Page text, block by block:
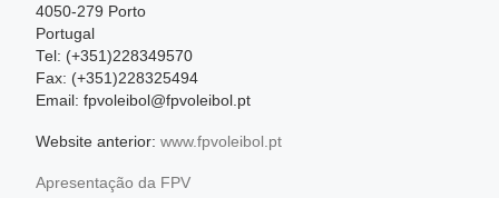
4050-279 Porto
Portugal
Tel: (+351)228349570
Fax: (+351)228325494
Email: fpvoleibol@fpvoleibol.pt
Website anterior: www.fpvoleibol.pt
Apresentação da FPV